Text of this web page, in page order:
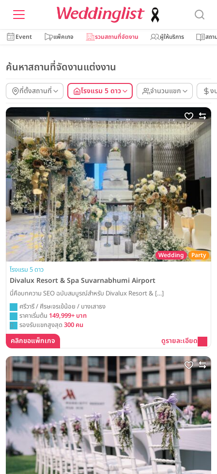
Event แพ็คเกจ รวมสถานที่จัดงาน ผู้ให้บริการ สถา
ค้นหาสถานที่จัดงานแต่งงาน
ที่ตั้งสถานที่ โรงแรม 5 ดาว จำนวนแขก ง
Wedding Party
โรงแรม 5 ดาว
Divalux Resort & Spa Suvarnabhumi Airport
นี่คือบทความ SEO ฉบับสมบูรณ์สำหรับ Divalux Resort & […]
ศรีวารี / ศีรษะจรเข้น้อย / บางเสาธง
ราคาเริ่มต้น 149,999+ บาท
รองรับแขกสูงสุด 300 คน
คลิกขอแพ็กเกจ ดูรายละเอียด